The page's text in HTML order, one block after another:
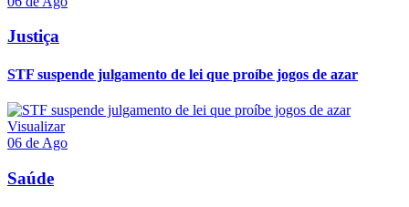
Justiça
STF suspende julgamento de lei que proíbe jogos de azar
Visualizar
06 de Ago
Saúde